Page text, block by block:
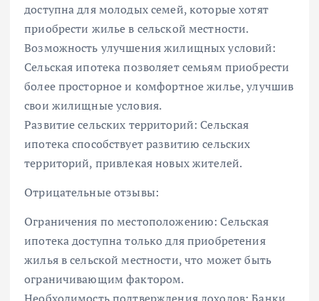
доступна для молодых семей, которые хотят
приобрести жилье в сельской местности.
Возможность улучшения жилищных условий:
Сельская ипотека позволяет семьям приобрести
более просторное и комфортное жилье, улучшив
свои жилищные условия.
Развитие сельских территорий: Сельская
ипотека способствует развитию сельских
территорий, привлекая новых жителей.
Отрицательные отзывы:
Ограничения по местоположению: Сельская
ипотека доступна только для приобретения
жилья в сельской местности, что может быть
ограничивающим фактором.